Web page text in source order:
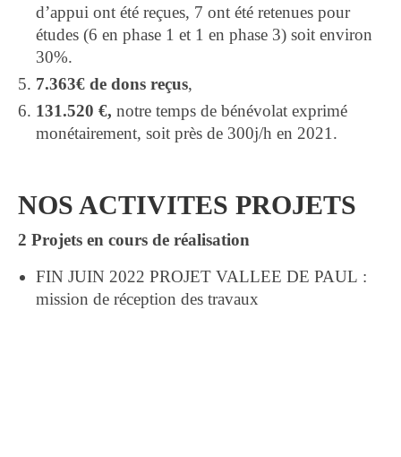
d’appui ont été reçues, 7 ont été retenues pour
études (6 en phase 1 et 1 en phase 3) soit environ
30%.
7.363€ de dons reçus,
131.520 €, notre temps de bénévolat exprimé
monétairement, soit près de 300j/h en 2021.
NOS ACTIVITES PROJETS
2 Projets en cours de réalisation
FIN JUIN 2022 PROJET VALLEE DE PAUL :
mission de réception des travaux